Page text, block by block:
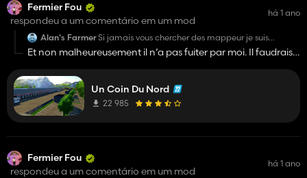
Fermier Fou
respondeu a um comentário em um mod
há 1 ano
Alan's FarmerSi jamais vous chercher des mappeur je suis
Et non malheureusement il n’a pas fuiter par moi. Il faudrais
Un Coin Du Nord
22 985
Fermier Fou
respondeu a um comentário em um mod
há 1 ano